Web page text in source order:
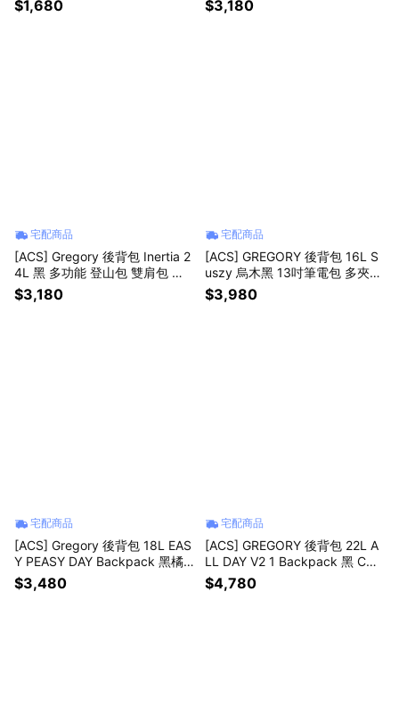
551627
$1,680 $3,180
宅配商品
[ACS] Gregory 後背包 Inertia 2
4L 黑 多功能 登山包 雙肩包 背
包 包包 戶外 登山 1413390413
$3,180
宅配商品
[ACS] GREGORY 後背包 16L S
uszy 烏木黑 13吋筆電包 多夾層
書包 水瓶側袋 1539771318
$3,980
宅配商品
[ACS] Gregory 後背包 18L EAS
Y PEASY DAY Backpack 黑橘
CORDURA 抗撕裂 背包 103868
1041
$3,480
宅配商品
[ACS] GREGORY 後背包 22L A
LL DAY V2 1 Backpack 黑 COR
DURA 抗撕裂 筆電包 背包 1313
651041
$4,780